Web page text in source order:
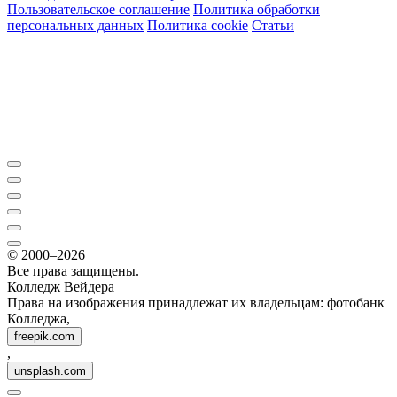
Пользовательское соглашение Политика обработки
персональных данных Политика cookie Статьи
© 2000–2026
Все права защищены.
Колледж Вейдера
Права на изображения принадлежат их владельцам: фотобанк
Колледжа,
freepik.com
,
unsplash.com